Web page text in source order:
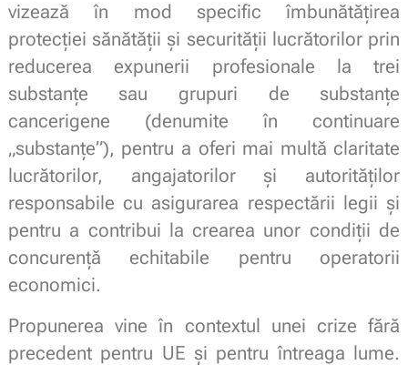
vizează în mod specific îmbunătățirea
protecției sănătății și securității lucrătorilor prin
reducerea expunerii profesionale la trei
substanțe sau grupuri de substanțe
cancerigene (denumite în continuare
„substanțe”), pentru a oferi mai multă claritate
lucrătorilor, angajatorilor și autorităților
responsabile cu asigurarea respectării legii și
pentru a contribui la crearea unor condiții de
concurență echitabile pentru operatorii
economici.
Propunerea vine în contextul unei crize fără
precedent pentru UE și pentru întreaga lume.